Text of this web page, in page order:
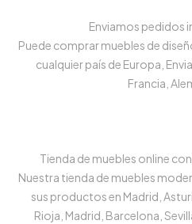
Enviamos pedidos
Puede comprar muebles de
cualquier país de Europa,
Francia,
Tienda de muebles online
Nuestra tienda de muebles
sus productos en Madrid,
Rioja, Madrid, Barcelona,